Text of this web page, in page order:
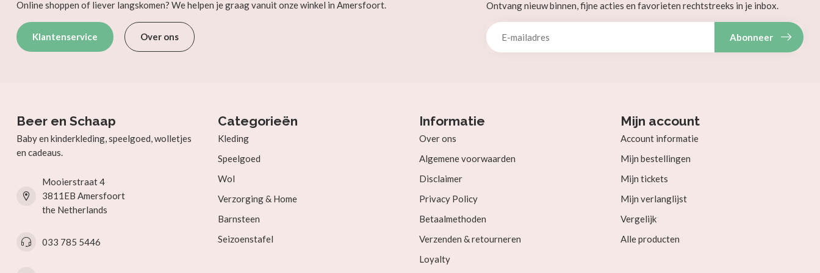
Online shoppen of liever langskomen? We helpen je graag vanuit onze winkel in Amersfoort.
Klantenservice Over ons
Ontvang nieuw binnen, fijne acties en favorieten rechtstreeks in je inbox.
Abonneer
Beer en Schaap
Baby en kinderkleding, speelgoed, wolletjes
en cadeaus.
Mooierstraat 4
3811EB Amersfoort
the Netherlands
033 785 5446
Categorieën
Kleding
Speelgoed
Wol
Verzorging & Home
Barnsteen
Seizoenstafel
Informatie
Over ons
Algemene voorwaarden
Disclaimer
Privacy Policy
Betaalmethoden
Verzenden & retourneren
Loyalty
Mijn account
Account informatie
Mijn bestellingen
Mijn tickets
Mijn verlanglijst
Vergelijk
Alle producten